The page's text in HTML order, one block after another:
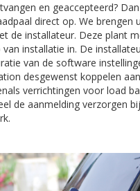
en geaccepteerd?
direct op. We brengen
de installateur. Deze plant
installatie in. De
van de software
desgewenst koppelen
verrichtingen voor load
de aanmelding verzorgen